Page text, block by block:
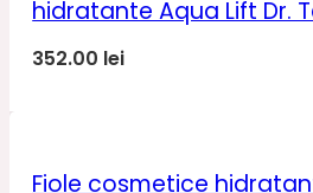
hidratante Aqua Lift Dr.
352.00 lei
Fiole cosmetice